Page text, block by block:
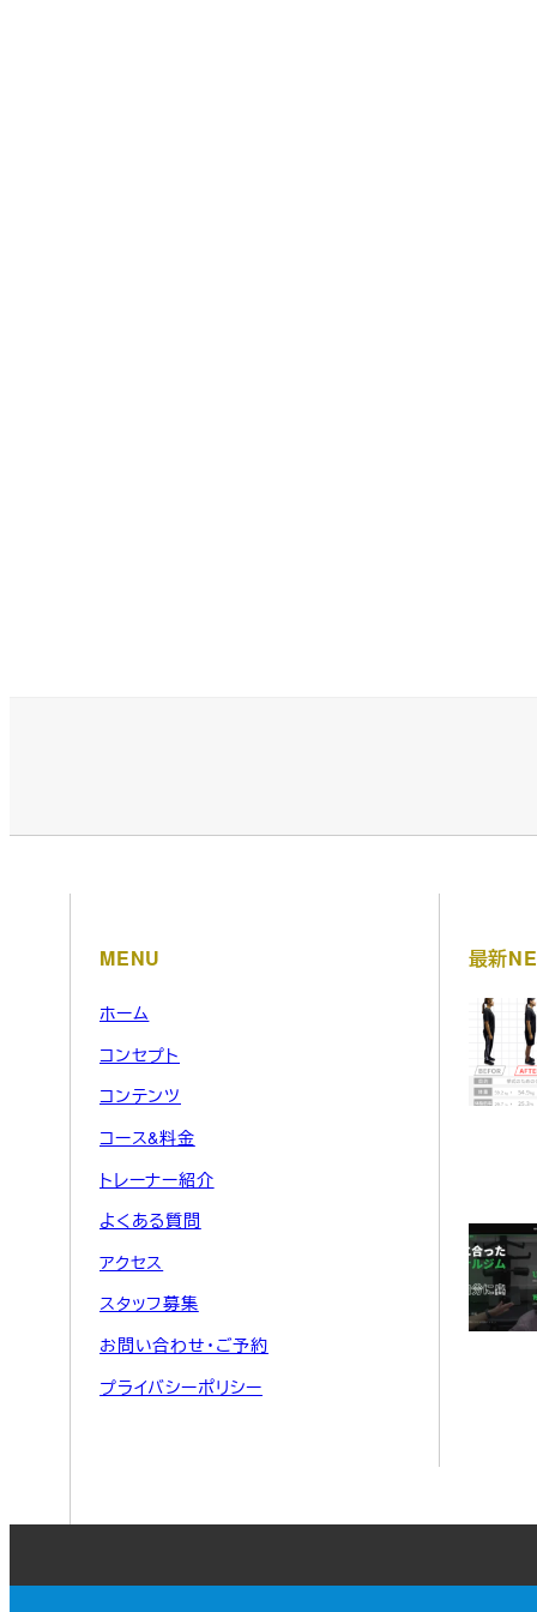
MENU
ホーム
コンセプト
コンテンツ
コース&料金
トレーナー紹介
よくある質問
アクセス
スタッフ募集
お問い合わせ・ご予約
プライバシーポリシー
最新